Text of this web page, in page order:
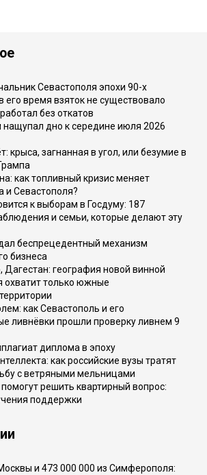
Севастополя эпохи 90-х
его время взяток не существовало
без откатов
нащупал дно к середине июля 2026
крыса, загнанная в угол, или безумие в
как топливный кризис меняет
и Севастополя?
к выборам в Госдуму: 187
и семьи, которые делают эту
беспрецедентный механизм
бизнеса
география новой винной
охватит только южные
как Севастополь и его
ливнёвки прошли проверку ливнем 9
диплома в эпоху
как российские вузы тратят
с ветряными мельницами
решить квартирный вопрос:
поддержки
и 473 000 000 из Симферополя: